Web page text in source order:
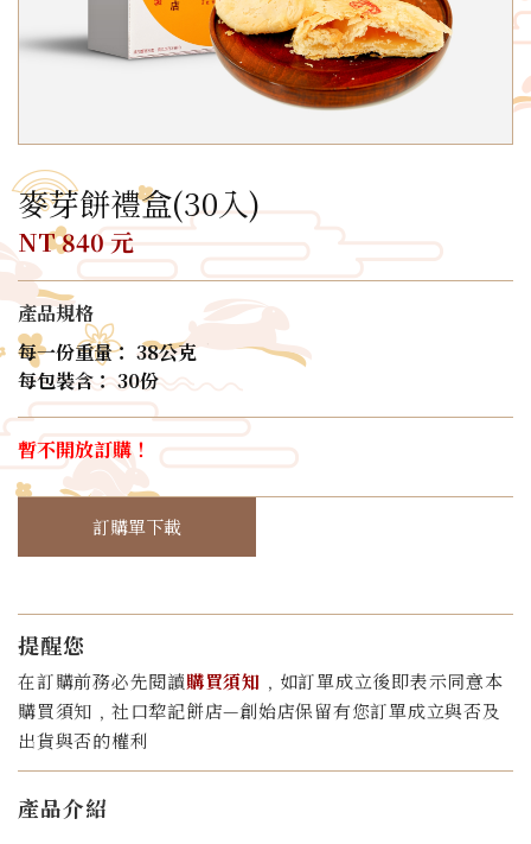
麥芽餅禮盒(30入)
NT 840 元
產品規格
每一份重量： 38公克
每包裝含： 30份
暫不開放訂購！
訂購單下載
提醒您
在訂購前務必先閱讀購買須知 ﹐如訂單成立後即表示同意本
購買須知﹐社口犂記餅店—創始店保留有您訂單成立與否及
出貨與否的權利
產品介紹